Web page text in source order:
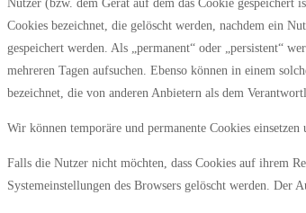
Nutzer (bzw. dem Gerät auf dem das Cookie gespeichert
Cookies bezeichnet, die gelöscht werden, nachdem ein
gespeichert werden. Als „permanent“ oder „persistent“
mehreren Tagen aufsuchen. Ebenso können in einem
bezeichnet, die von anderen Anbietern als dem
Wir können temporäre und permanente Cookies
Falls die Nutzer nicht möchten, dass Cookies auf ihrem
Systemeinstellungen des Browsers gelöscht werden. Der